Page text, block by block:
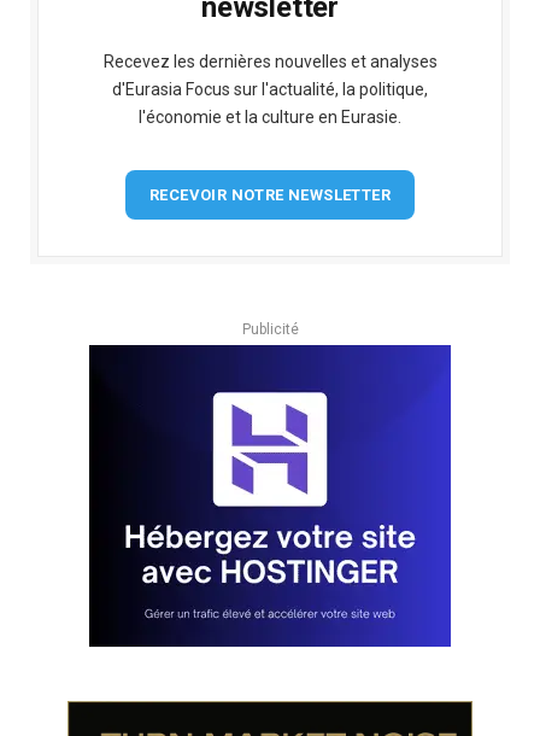
newsletter
Recevez les dernières nouvelles et analyses
d'Eurasia Focus sur l'actualité, la politique,
l'économie et la culture en Eurasie.
RECEVOIR NOTRE NEWSLETTER
Publicité